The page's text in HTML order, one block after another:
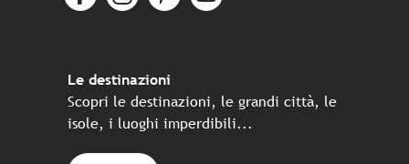
Le destinazioni
Scopri le destinazioni, le grandi città, le
isole, i luoghi imperdibili...